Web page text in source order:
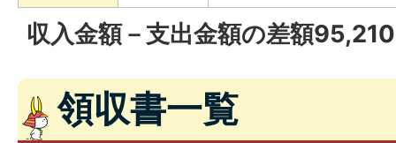
収入金額－支出金額の差額
領収書一覧